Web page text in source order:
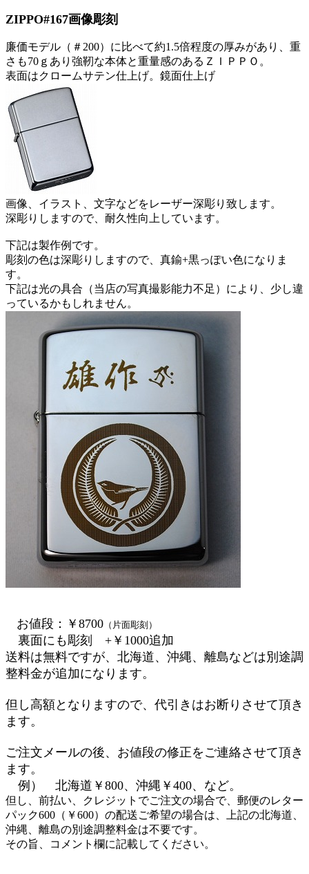
ZIPPO#167画像彫刻
廉価モデル（＃200）に比べて約1.5倍程度の厚みがあり、重
さも70ｇあり強靭な本体と重量感のあるＺＩＰＰＯ。
表面はクロームサテン仕上げ。鏡面仕上げ
画像、イラスト、文字などをレーザー深彫り致します。
深彫りしますので、耐久性向上しています。
下記は製作例です。
彫刻の色は深彫りしますので、真鍮+黒っぽい色になりま
す。
下記は光の具合（当店の写真撮影能力不足）により、少し違
っているかもしれません。
お値段：￥8700 （片面彫刻）
裏面にも彫刻 +￥1000追加
送料は無料ですが、北海道、沖縄、離島などは別途調
整料金が追加になります。
但し高額となりますので、代引きはお断りさせて頂き
ます。
ご注文メールの後、お値段の修正をご連絡させて頂き
ます。
例） 北海道￥800、沖縄￥400、など。
但し、前払い、クレジットでご注文の場合で、郵便のレター
パック600（￥600）の配送ご希望の場合は、上記の北海道、
沖縄、離島の別途調整料金は不要です。
その旨、コメント欄に記載してください。